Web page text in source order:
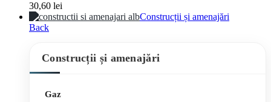
30,60 lei
Construcții și amenajări
Back
Construcții și amenajări
Gaz